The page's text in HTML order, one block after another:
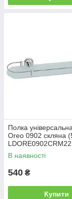
Полка
Oreo 0902 скляна
Chrome
В наявності
540 ₴
Купити